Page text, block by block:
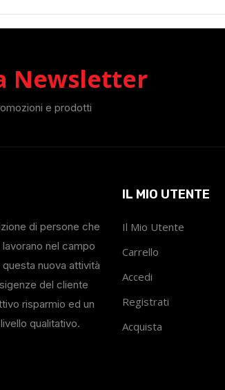
Newsletter
e prodotti
di persone che
nel campo
nuova attività
del cliente
risparmio ed un
qualitativo.
IL MIO UTENTE
Il Mio Utente
Carrello
Accedi
Registrati
Acquista